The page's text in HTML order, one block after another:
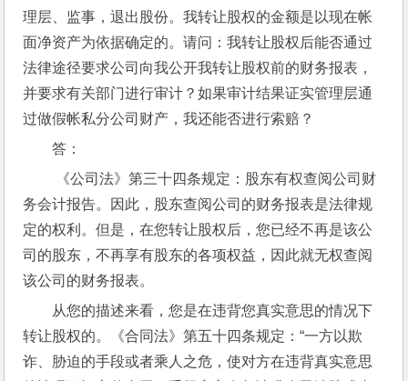
理层、监事，退出股份。我转让股权的金额是以现在帐
面净资产为依据确定的。请问：我转让股权后能否通过
法律途径要求公司向我公开我转让股权前的财务报表，
并要求有关部门进行审计？如果审计结果证实管理层通
过做假帐私分公司财产，我还能否进行索赔？
答：
《公司法》第三十四条规定：股东有权查阅公司财
务会计报告。因此，股东查阅公司的财务报表是法律规
定的权利。但是，在您转让股权后，您已经不再是该公
司的股东，不再享有股东的各项权益，因此就无权查阅
该公司的财务报表。
从您的描述来看，您是在违背您真实意思的情况下
转让股权的。《合同法》第五十四条规定：“一方以欺
诈、胁迫的手段或者乘人之危，使对方在违背真实意思